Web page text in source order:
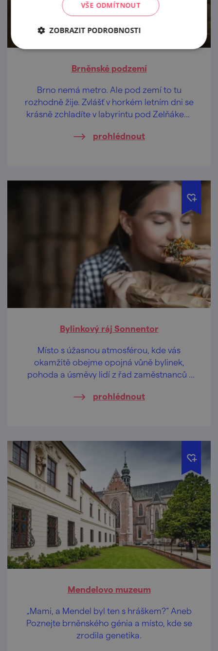
Brněnské podzemí
Brno nemá metro. Ale pod zemí to tu
rozhodně žije. Zvlášť v horkém letním dni se
krásně zchladíte v labyrintu pod Zelňákem
prohlédnout
Bylinkový ráj Sonnentor
Místo s úžasnou atmosférou, kde vás
okamžitě obejme opojná vůně bylinek,
pohoda a úsměvy lidí z řad zaměstnanců i
zážitkovou exkurzi pro všechny smysly, tohle
prohlédnout
Mendelovo muzeum
„Mami, a Mendel byl ten s hráškem?“ Aneb
Poznejte brněnského génia a místo, kde se
zrodila genetika.
VŠE ODMÍTNOUT
ZOBRAZIT PODROBNOSTI